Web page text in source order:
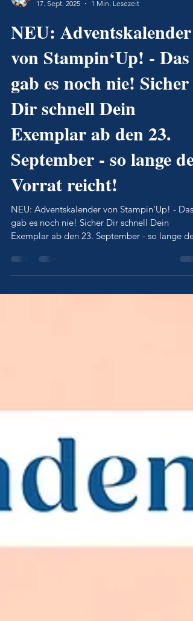
17. Sept. 2025
1 Min. Lesezeit
NEU: Adventskalender
von Stampin‘Up! - Das
gab es noch nie! Sicher
Dir schnell Dein
Exemplar ab den 23.
September - so lange der
Vorrat reicht!
NEU: Adventskalender von Stampin‘Up! - Das
Exemplar ab den 23. September - so lange der
Vorrat reicht!